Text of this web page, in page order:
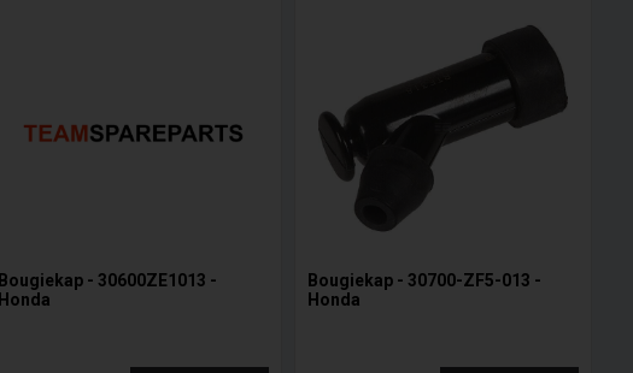
Bougiekap - 30600ZE1013 -
Honda
Bougiekap - 30700-ZF5-013 -
Honda